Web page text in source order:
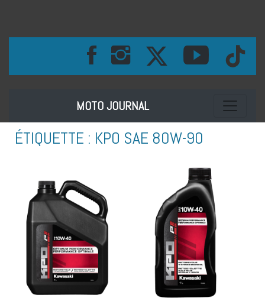
MOTO JOURNAL Toggle
ÉTIQUETTE : KPO SAE 80W-90